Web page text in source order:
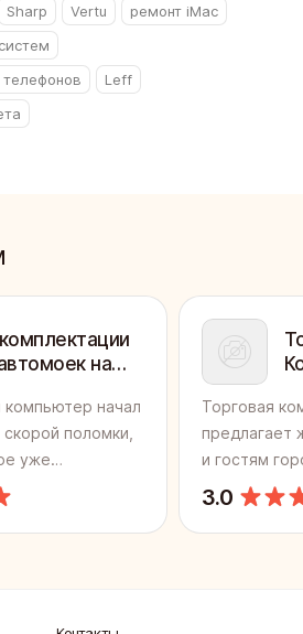
Sharp Vertu
ремонт iMac
Leff
на
начал
поломки,
уже
можете
в Центр
автомоек на
Торговая
предлагает
и гостям
регулярно
стремятся к
3.0